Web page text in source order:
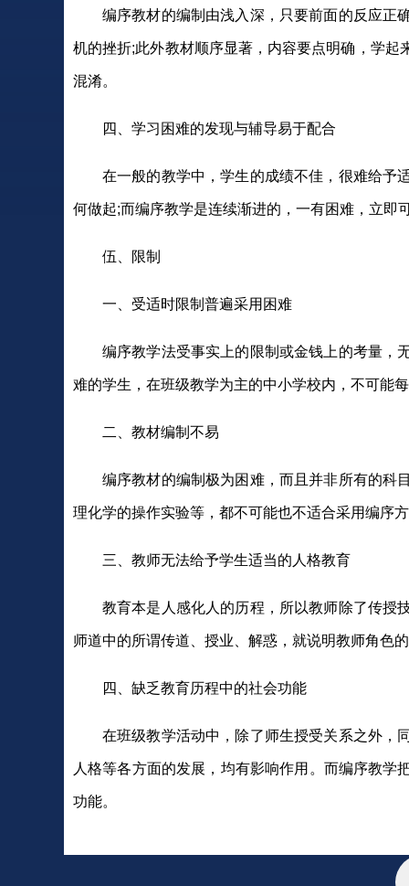
编序教材的编制由浅入深，只要前面的反应正
机的挫折;此外教材顺序显著，内容要点明确，学
混淆。
四、学习困难的发现与辅导易于配合
在一般的教学中，学生的成绩不佳，很难给予
何做起;而编序教学是连续渐进的，一有困难，立即
伍、限制
一、受适时限制普遍采用困难
编序教学法受事实上的限制或金钱上的考量，
难的学生，在班级教学为主的中小学校内，不可能
二、教材编制不易
编序教材的编制极为困难，而且并非所有的科
理化学的操作实验等，都不可能也不适合采用编序
三、教师无法给予学生适当的人格教育
教育本是人感化人的历程，所以教师除了传授
师道中的所谓传道、授业、解惑，就说明教师角色
四、缺乏教育历程中的社会功能
在班级教学活动中，除了师生授受关系之外，
人格等各方面的发展，均有影响作用。而编序教
功能。